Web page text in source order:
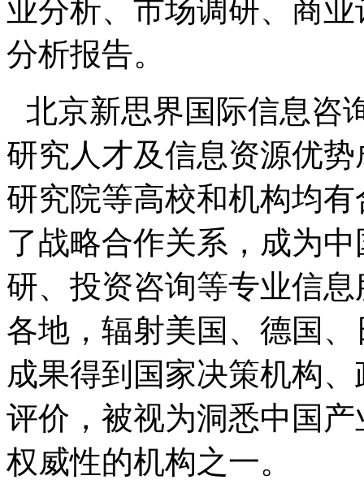
业分析、市场调研、商
分析报告。
北京新思界国际信息咨
研究人才及信息资源优
研究院等高校和机构均
了战略合作关系，成为
研、投资咨询等专业信
各地，辐射美国、德国
成果得到国家决策机构
评价，被视为洞悉中国
权威性的机构之一。